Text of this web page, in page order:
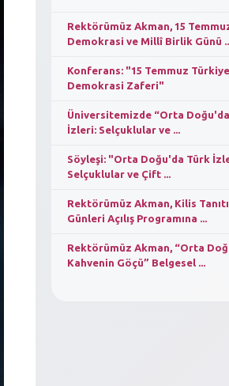
Rektörümüz Akman, 15
Demokrasi ve Millî Birlik Günü
Konferans: "15 Temmuz
Demokrasi Zaferi"
Üniversitemizde “Orta
İzleri: Selçuklular ve ...
Söyleşi: "Orta Doğu'da Türk
Selçuklular ve Çift ...
Rektörümüz Akman, Kilis
Günleri Açılış Programına ...
Rektörümüz Akman, “Orta
Kahvenin Göçü” Belgesel ...